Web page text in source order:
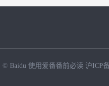
© Baidu 使用爱番番前必读 沪ICP